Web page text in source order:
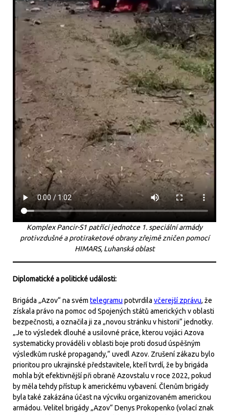
Komplex Pancir-S1 patřící jednotce 1. speciální armády
protivzdušné a protiraketové obrany zřejmě zničen pomocí
HIMARS, Luhanská oblast
Diplomatické a politické události:
Brigáda „Azov“ na svém telegramu potvrdila včerejší zprávu, že
získala právo na pomoc od Spojených států amerických v oblasti
bezpečnosti, a označila ji za „novou stránku v historii“ jednotky.
„Je to výsledek dlouhé a usilovné práce, kterou vojáci Azova
systematicky prováděli v oblasti boje proti dosud úspěšným
výsledkům ruské propagandy,“ uvedl Azov. Zrušení zákazu bylo
prioritou pro ukrajinské představitele, kteří tvrdí, že by brigáda
mohla být efektivnější při obraně Azovstalu v roce 2022, pokud
by měla tehdy přístup k americkému vybavení. Členům brigády
byla také zakázána účast na výcviku organizovaném americkou
armádou. Velitel brigády „Azov“ Denys Prokopenko (volací znak